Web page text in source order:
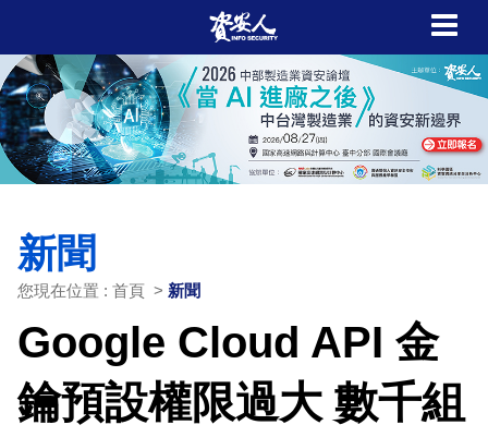
新聞
您現在位置 : 首頁 > 新聞
Google Cloud API 金
鑰預設權限過大 數千組